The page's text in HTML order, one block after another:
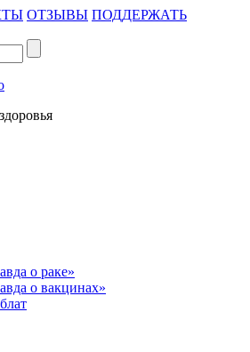
ОТЗЫВЫ ПОДДЕРЖАТЬ
о раке»
о вакцинах»